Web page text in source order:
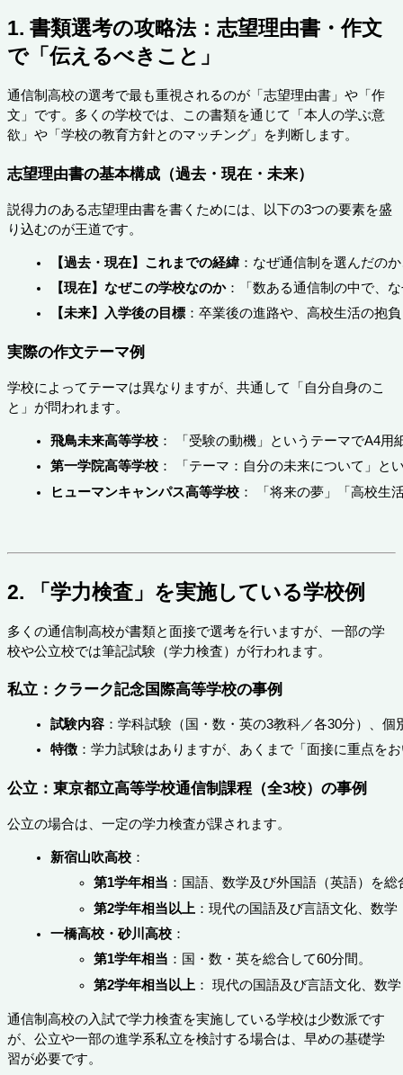
1. 書類選考の攻略法：志望理由書・作文
で「伝えるべきこと」
通信制高校の選考で最も重視されるのが「志望理由書」や「作
文」です。多くの学校では、この書類を通じて「本人の学ぶ意
欲」や「学校の教育方針とのマッチング」を判断します。
志望理由書の基本構成（過去・現在・未来）
説得力のある志望理由書を書くためには、以下の3つの要素を盛
り込むのが王道です。
【過去・現在】これまでの経緯：なぜ通信制を選んだの
【現在】なぜこの学校なのか：「数ある通信制の中で、
【未来】入学後の目標 ：卒業後の進路や、高校生活の抱
実際の作文テーマ例
学校によってテーマは異なりますが、共通して「自分自身のこ
と」が問われます。
飛鳥未来高等学校 ： 「受験の動機」というテーマでA4
第一学院高等学校 ： 「テーマ：自分の未来について」と
ヒューマンキャンパス高等学校 ： 「将来の夢」「高校生
2. 「学力検査」を実施している学校例
多くの通信制高校が書類と面接で選考を行いますが、一部の学
校や公立校では筆記試験（学力検査）が行われます。
私立：クラーク記念国際高等学校の事例
試験内容 ：学科試験（国・数・英の3教科／各30分）、
特徴 ：学力試験はありますが、あくまで「面接に重点を
公立：東京都立高等学校通信制課程（全3校）の事例
公立の場合は、一定の学力検査が課されます。
新宿山吹高校 ：
第1学年相当 ：国語、数学及び外国語（英語）を
第2学年相当以上 ：現代の国語及び言語文化、数
一橋高校・砂川高校 ：
第1学年相当 ：国・数・英を総合して60分間。
第2学年相当以上 ： 現代の国語及び言語文化、数
通信制高校の入試で学力検査を実施している学校は少数派です
が、公立や一部の進学系私立を検討する場合は、早めの基礎学
習が必要です。